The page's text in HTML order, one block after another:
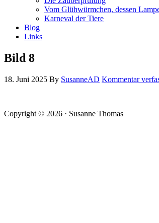
Vom Glühwürmchen, dessen
Karneval der Tiere
Blog
Links
Bild 8
18. Juni 2025 By SusanneAD Kommentar
Copyright © 2026 · Susanne Thomas